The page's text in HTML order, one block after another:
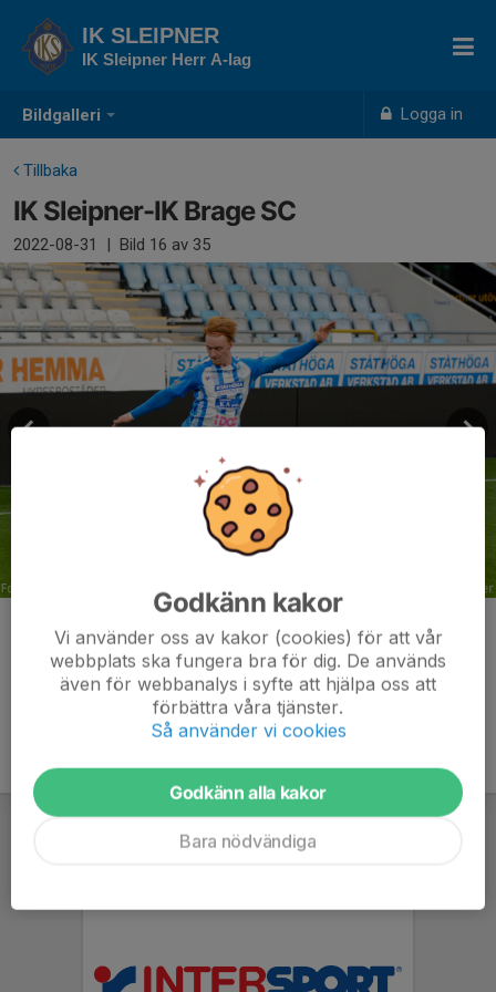
Bildgalleri Logga in
IK SLEIPNER
IK Sleipner Herr A-lag
Tillbaka
IK Sleipner-IK Brage SC
2022-08-31 | Bild 16 av 35
Kommentarer
Godkänn kakor
Vi använder oss av kakor (cookies) för att vår
webbplats ska fungera bra för dig. De används
även för webbanalys i syfte att hjälpa oss att
förbättra våra tjänster.
Så använder vi cookies
Godkänn alla kakor
Bara nödvändiga